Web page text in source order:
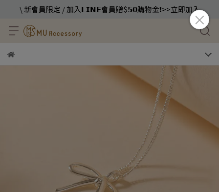
\ 新會員限定 / 加入𝗟𝗜𝗡𝗘會員贈$𝟱𝟬購物金❗️>>立即加入